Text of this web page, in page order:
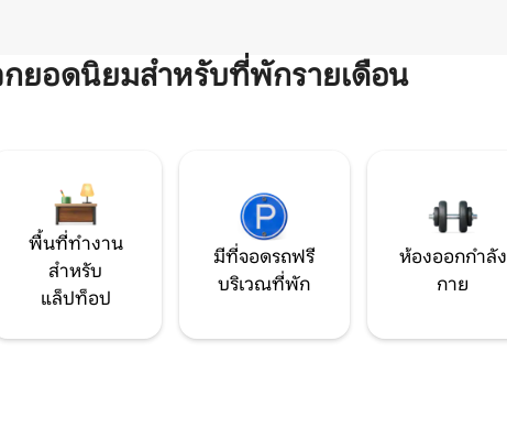
กยอดนิยมสำหรับที่พักรายเดือน
พื้นที่ทำงาน
สำหรับ
แล็ปท็อป
มีที่จอดรถฟรี
บริเวณที่พัก
ห้องออกกำลัง
กาย